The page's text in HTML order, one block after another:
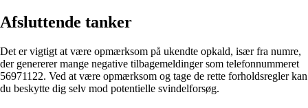
Afsluttende tanker
Det er vigtigt at være opmærksom på ukendte opkald, især fra numre,
der genererer mange negative tilbagemeldinger som telefonnummeret
56971122. Ved at være opmærksom og tage de rette forholdsregler kan
du beskytte dig selv mod potentielle svindelforsøg.